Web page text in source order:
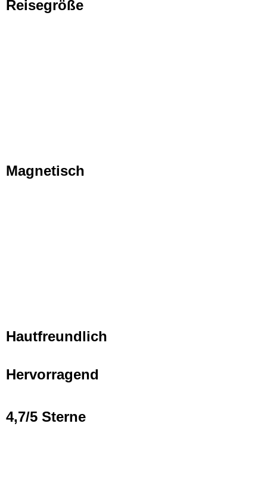
Reisegröße
Magnetisch
Hautfreundlich
Hervorragend
4,7/5 Sterne